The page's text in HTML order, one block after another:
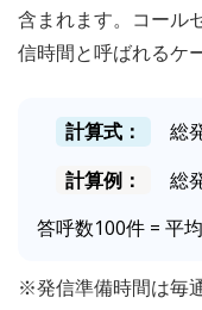
含まれます。コール
信時間と呼ばれるケ
計算式：
総
計算例：
総
答呼数100件 = 平
※発信準備時間は毎